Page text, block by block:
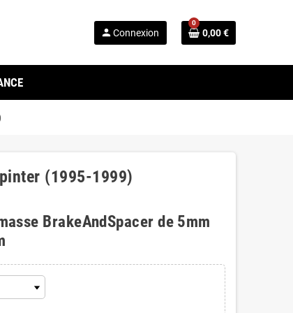
person Connexion
0
0,00 €
(1995-1999)
BrakeAndSpacer de 5mm